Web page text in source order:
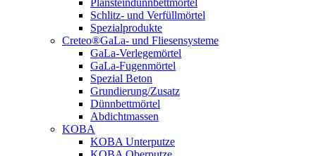
Plansteindünnbettmörtel
Schlitz- und Verfüllmörtel
Spezialprodukte
Creteo®GaLa- und Fliesensysteme
GaLa-Verlegemörtel
GaLa-Fugenmörtel
Spezial Beton
Grundierung/Zusatz
Dünnbettmörtel
Abdichtmassen
KOBA
KOBA Unterputze